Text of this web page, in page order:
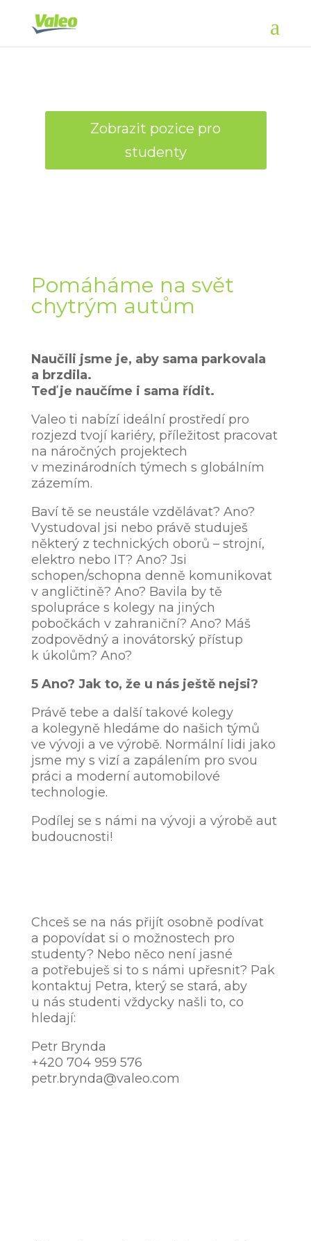
Zobrazit pozice pro
studenty
Zobrazit pozice pro
studenty
Zobrazit pozice pro
studenty
Zobrazit pozice pro
studenty
Pomáháme na svět
chytrým autům
Naučili jsme je, aby sama parkovala
a brzdila.
Teď je naučíme i sama řídit.
Valeo ti nabízí ideální prostředí pro
rozjezd tvojí kariéry, příležitost pracovat
na náročných projektech
v mezinárodních týmech s globálním
zázemím.
Baví tě se neustále vzdělávat? Ano?
Vystudoval jsi nebo právě studuješ
některý z technických oborů – strojní,
elektro nebo IT? Ano? Jsi
schopen/schopna denně komunikovat
v angličtině? Ano? Bavila by tě
spolupráce s kolegy na jiných
pobočkách v zahraniční? Ano? Máš
zodpovědný a inovátorský přístup
k úkolům? Ano?
5 Ano? Jak to, že u nás ještě nejsi?
Právě tebe a další takové kolegy
a kolegyně hledáme do našich týmů
ve vývoji a ve výrobě. Normální lidi jako
jsme my s vizí a zapálením pro svou
práci a moderní automobilové
technologie.
Podílej se s námi na vývoji a výrobě aut
budoucnosti!
Chceš se na nás přijít osobně podívat
a popovídat si o možnostech pro
studenty? Nebo něco není jasné
a potřebuješ si to s námi upřesnit? Pak
kontaktuj Petra, který se stará, aby
u nás studenti vždycky našli to, co
hledají:
Petr Brynda
+420 704 959 576
petr.brynda@valeo.com